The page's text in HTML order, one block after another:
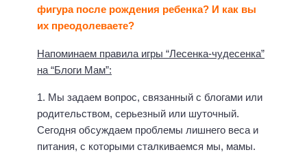
фигура после рождения ребенка? И как вы
их преодолеваете?
Напоминаем правила игры “Лесенка-чудесенка”
на “Блоги Мам”:
1. Мы задаем вопрос, связанный с блогами или
родительством, серьезный или шуточный.
Сегодня обсуждаем проблемы лишнего веса и
питания, с которыми сталкиваемся мы, мамы.